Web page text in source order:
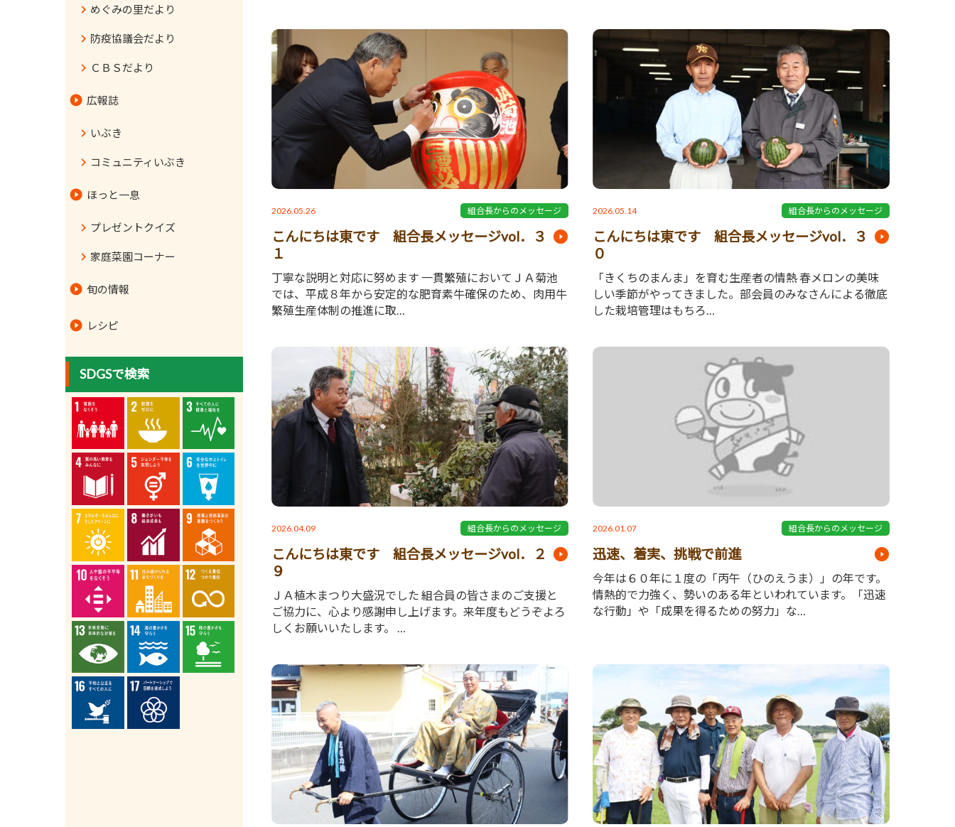
2026.05.26 組合長からのメッセージ
こんにちは東です 組合長メッセージvol．３
１
丁寧な説明と対応に努めます 一貫繁殖においてＪＡ菊池
では、平成８年から安定的な肥育素牛確保のため、肉用牛
繁殖生産体制の推進に取…
2026.05.14 組合長からのメッセージ
こんにちは東です 組合長メッセージvol．３
０
「きくちのまんま」を育む生産者の情熱 春メロンの美味
しい季節がやってきました。部会員のみなさんによる徹底
した栽培管理はもちろ…
2026.04.09 組合長からのメッセージ
こんにちは東です 組合長メッセージvol．２
９
ＪＡ植木まつり大盛況でした 組合員の皆さまのご支援と
ご協力に、心より感謝申し上げます。来年度もどうぞよろ
しくお願いいたします。 …
2026.01.07 組合長からのメッセージ
迅速、着実、挑戦で前進
今年は６０年に１度の「丙午（ひのえうま）」の年です。
情熱的で力強く、勢いのある年といわれています。「迅速
な行動」や「成果を得るための努力」な…
めぐみの里だより
防疫協議会だより
ＣＢＳだより
広報誌
いぶき
コミュニティいぶき
ほっと一息
プレゼントクイズ
家庭菜園コーナー
旬の情報
レシピ
SDGSで検索